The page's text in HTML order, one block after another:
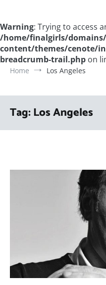
Warning: Trying to access
/home/finalgirls/
content/themes/cenote/
breadcrumb-trail.php on
Home Los Angeles
Tag:Los Angeles